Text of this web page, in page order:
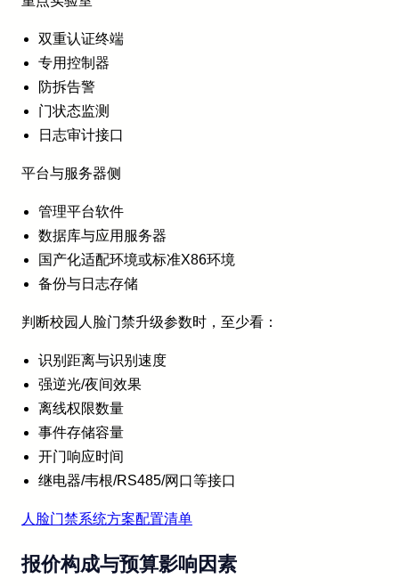
双重认证终端
专用控制器
防拆告警
门状态监测
日志审计接口
平台与服务器侧
管理平台软件
数据库与应用服务器
国产化适配环境或标准X86环境
备份与日志存储
判断校园人脸门禁升级参数时，至少看：
识别距离与识别速度
强逆光/夜间效果
离线权限数量
事件存储容量
开门响应时间
继电器/韦根/RS485/网口等接口
人脸门禁系统方案配置清单
报价构成与预算影响因素